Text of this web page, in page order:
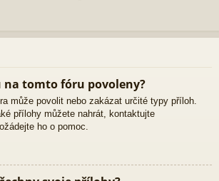
na tomto fóru povoleny?
může povolit nebo zakázat určité typy příloh.
přílohy můžete nahrát, kontaktujte
ho o pomoc.